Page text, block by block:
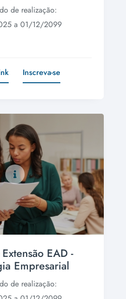
de realização:
a 01/12/2099
Inscreva-se
EAD -
Empresarial
de realização: